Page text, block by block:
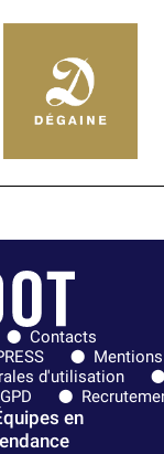
Contacts
d'utilisation
en